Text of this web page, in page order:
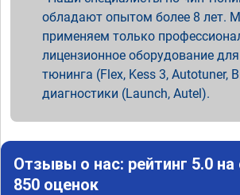
обладают опытом более 8 лет.
применяем только
лицензионное оборудование
тюнинга (Flex, Kess 3, Autotuner,
диагностики (Launch, Autel).
Отзывы о нас: рейтинг 5.0 на
850 оценок